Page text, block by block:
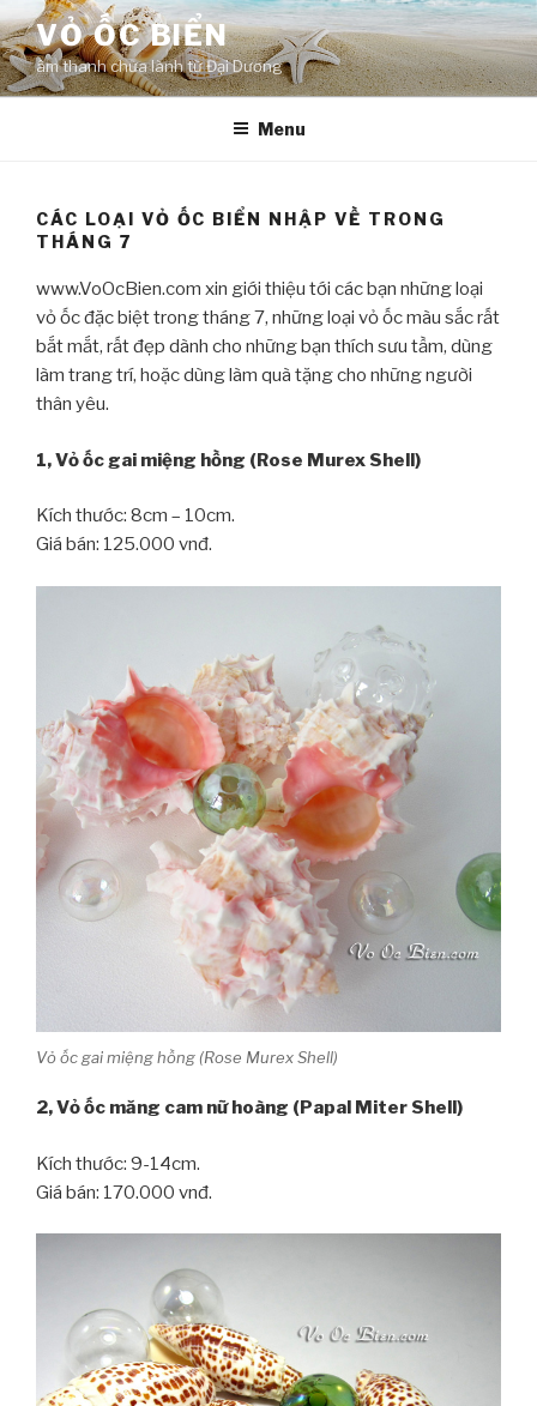
Skip
to
content
VỎ ỐC BIỂN
âm thanh chữa lành từ Đại Dương
Menu
CÁC LOẠI VỎ ỐC BIỂN NHẬP VỀ TRONG
THÁNG 7
www.VoOcBien.com xin giới thiệu tới các bạn những loại
vỏ ốc đặc biệt trong tháng 7, những loại vỏ ốc màu sắc rất
bắt mắt, rất đẹp dành cho những bạn thích sưu tầm, dùng
làm trang trí, hoặc dùng làm quà tặng cho những người
thân yêu.
1, Vỏ ốc gai miệng hồng (Rose Murex Shell)
Kích thước: 8cm – 10cm.
Giá bán: 125.000 vnđ.
Vỏ ốc gai miệng hồng (Rose Murex Shell)
2, Vỏ ốc măng cam nữ hoàng (Papal Miter Shell)
Kích thước: 9-14cm.
Giá bán: 170.000 vnđ.